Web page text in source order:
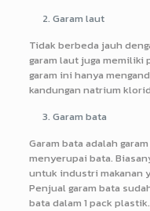
Garam laut
Tidak berbeda jauh
garam laut juga memiliki
garam ini hanya
kandungan natrium
Garam bata
Garam bata adalah
menyerupai bata.
untuk industri makanan
Penjual garam bata
bata dalam 1 pack plastik.